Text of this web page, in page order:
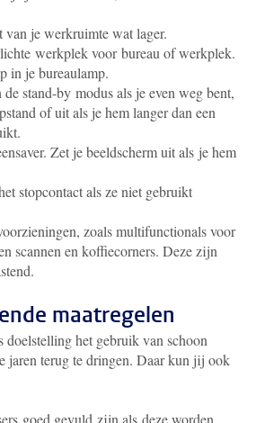
van je werkruimte wat lager.
werkplek voor bureau of werkplek.
in je bureaulamp.
stand-by modus als je even weg bent,
of uit als je hem langer dan een
Zet je beeldscherm uit als je hem
stopcontact als ze niet gebruikt
zoals multifunctionals voor
scannen en koffiecorners. Deze zijn
maatregelen
doelstelling het gebruik van schoon
jaren terug te dringen. Daar kun jij ook
goed gevuld zijn als deze worden